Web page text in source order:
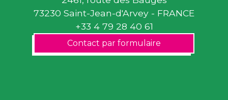
73230 Saint-Jean-d'Arvey - FRANCE
+33 4 79 28 40 61
Contact par formulaire